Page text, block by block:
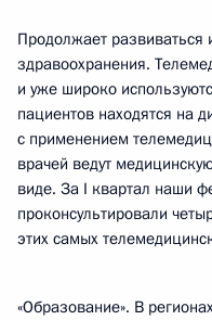
Продолжает развиваться
здравоохранения.
и уже широко
пациентов находятся на
с применением
врачей ведут
виде. За I квартал наши
проконсультировали
этих самых
«Образование». В